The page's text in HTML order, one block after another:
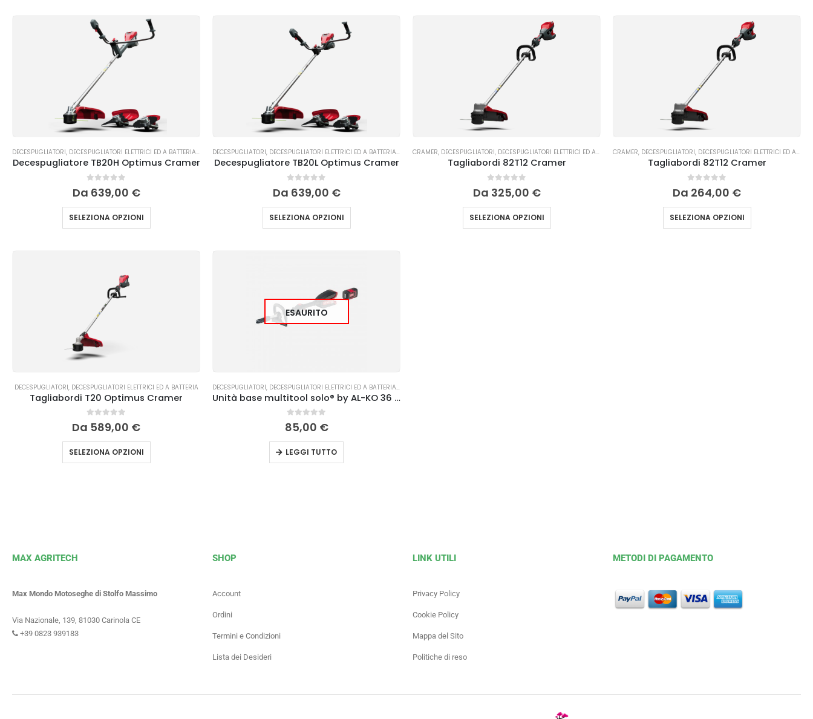
DECESPUGLIATORI, DECESPUGLIATORI ELETTRICI ED A BATTERIA, TAGLIO DELL'ERBA
Decespugliatore TB20H Optimus Cramer
Su 5
Da 639,00 €
SELEZIONA OPZIONI
DECESPUGLIATORI, DECESPUGLIATORI ELETTRICI ED A BATTERIA, TAGLIO DELL'ERBA
Decespugliatore TB20L Optimus Cramer
Su 5
Da 639,00 €
SELEZIONA OPZIONI
CRAMER, DECESPUGLIATORI, DECESPUGLIATORI ELETTRICI ED A BATTERIA
Tagliabordi 82T12 Cramer
Su 5
Da 325,00 €
SELEZIONA OPZIONI
CRAMER, DECESPUGLIATORI, DECESPUGLIATORI ELETTRICI ED A BATTERIA
Tagliabordi 82T12 Cramer
Su 5
Da 264,00 €
SELEZIONA OPZIONI
DECESPUGLIATORI, DECESPUGLIATORI ELETTRICI ED A BATTERIA
Tagliabordi T20 Optimus Cramer
0Su 5
Da 589,00 €
SELEZIONA OPZIONI
ESAURITO
DECESPUGLIATORI, DECESPUGLIATORI ELETTRICI ED A BATTERIA,
Unità base multitool solo® by AL-KO 36 V MT42.2 a batteria
0 Su 5
85,00 €
LEGGI TUTTO
MAX AGRITECH
Max Mondo Motoseghe di Stolfo Massimo
Via Nazionale, 139, 81030 Carinola CE
+39 0823 939183
SHOP
Account
Ordini
Termini e Condizioni
Lista dei Desideri
LINK UTILI
Privacy Policy
Cookie Policy
Mappa del Sito
Politiche di reso
METODI DI PAGAMENTO